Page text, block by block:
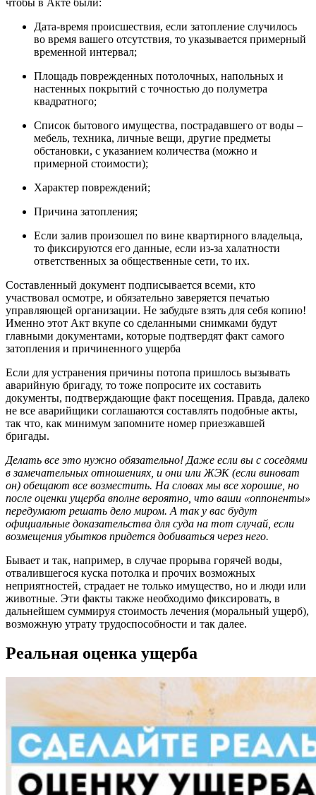
Дата-время происшествия, если затопление случилось
во время вашего отсутствия, то указывается примерный
временной интервал;
Площадь поврежденных потолочных, напольных и
настенных покрытий с точностью до полуметра
квадратного;
Список бытового имущества, пострадавшего от воды –
мебель, техника, личные вещи, другие предметы
обстановки, с указанием количества (можно и
примерной стоимости);
Характер повреждений;
Причина затопления;
Если залив произошел по вине квартирного владельца,
то фиксируются его данные, если из-за халатности
ответственных за общественные сети, то их.
Составленный документ подписывается всеми, кто
участвовал осмотре, и обязательно заверяется печатью
управляющей организации. Не забудьте взять для себя копию!
Именно этот Акт вкупе со сделанными снимками будут
главными документами, которые подтвердят факт самого
затопления и причиненного ущерба
Если для устранения причины потопа пришлось вызывать
аварийную бригаду, то тоже попросите их составить
документы, подтверждающие факт посещения. Правда, далеко
не все аварийщики соглашаются составлять подобные акты,
так что, как минимум запомните номер приезжавшей
бригады.
Делать все это нужно обязательно! Даже если вы с соседями
в замечательных отношениях, и они или ЖЭК (если виноват
он) обещают все возместить. На словах мы все хорошие, но
после оценки ущерба вполне вероятно, что ваши «оппоненты»
передумают решать дело миром. А так у вас будут
официальные доказательства для суда на тот случай, если
возмещения убытков придется добиваться через него.
Бывает и так, например, в случае прорыва горячей воды,
отвалившегося куска потолка и прочих возможных
неприятностей, страдает не только имущество, но и люди или
животные. Эти факты также необходимо фиксировать, в
дальнейшем суммируя стоимость лечения (моральный ущерб),
возможную утрату трудоспособности и так далее.
Реальная оценка ущерба